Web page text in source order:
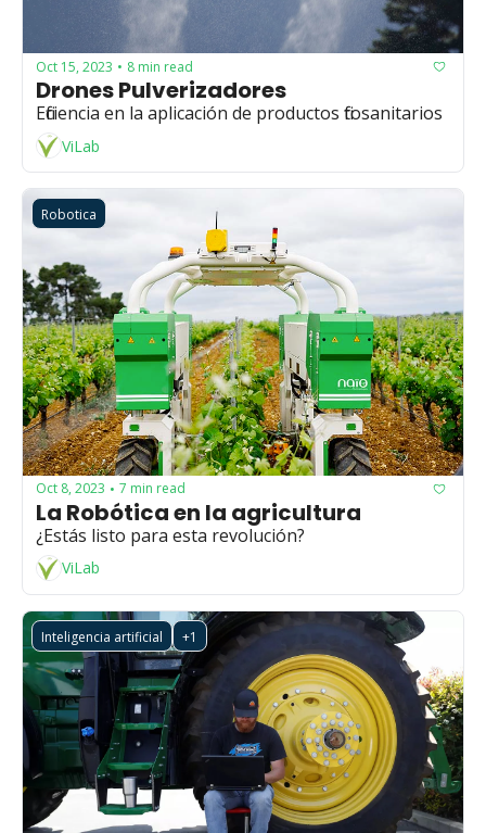
Oct 15, 2023 • 8 min read
Drones Pulverizadores
Eficiencia en la aplicación de productos fitosanitarios
ViLab
Robotica
Oct 8, 2023 • 7 min read
La Robótica en la agricultura
¿Estás listo para esta revolución?
ViLab
Inteligencia artificial +1